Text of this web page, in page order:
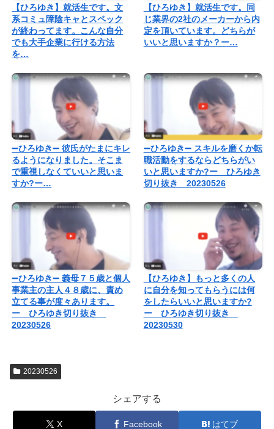
【ひろゆき】就活生です。文
系コミュ障陰キャとスペック
が終わってます。こんな自分
でも大手企業に行ける方法
を…
【ひろゆき】就活生です。同
じ業界の2社のメーカーから内
定を頂いています。どちらが
いいと思いますか？ー…
➖ひろゆき➖ 彼氏がたまにキレ
るようになりました。そこま
で重視しなくていいと思いま
すか?ー…
➖ひろゆき➖ スキルを磨くか転
職活動をするならどちらがい
いと思いますか?ー ひろゆき
切り抜き 20230526
➖ひろゆき➖ 義母７５歳と個人
事業主の主人４８歳に、責め
立てる事が度々あります。
ー ひろゆき切り抜き
20230526
【ひろゆき】もっと多くの人
に自分を知ってもらうには何
をしたらいいと思いますか?
ー ひろゆき切り抜き
20230530
20230526
シェアする
X Facebook はてブ